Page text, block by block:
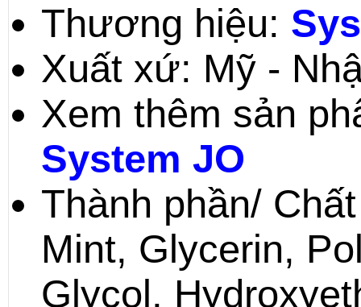
Thương hiệu:
Xuất xứ: Mỹ -
Xem thêm sản
System JO
Thành phần/
Mint, Glycerin,
Glycol,